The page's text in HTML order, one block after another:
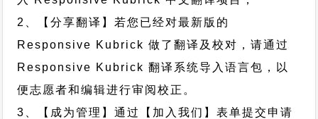
2、【分享翻译】若您已经对最新版的
Responsive Kubrick 做了翻译及校对，请通过
Responsive Kubrick 翻译系统导入语言包，以
便志愿者和编辑进行审阅校正。
3、【成为管理】通过【加入我们】表单提交申请